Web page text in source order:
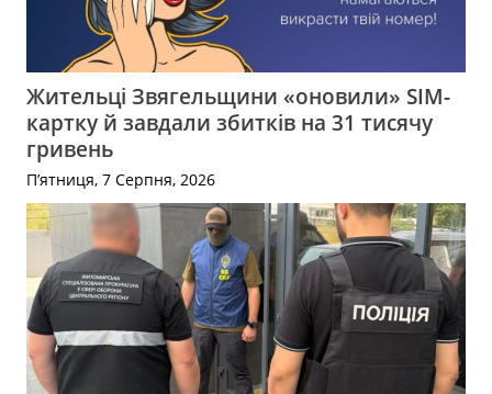
Жительці Звягельщини «оновили» SIM-
картку й завдали збитків на 31 тисячу
гривень
П’ятниця, 7 Серпня, 2026